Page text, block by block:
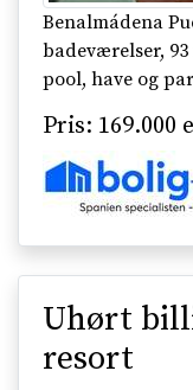
Benalmádena
badeværelser,
pool, have og
Pris: 169.000
Uhørt
resort